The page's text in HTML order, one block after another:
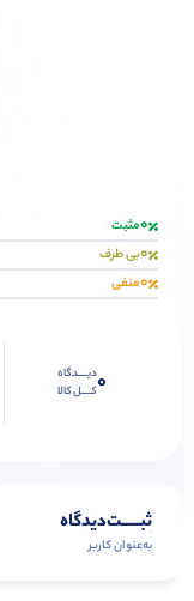
0مثبت
0بی طرف
0منفی
0دیــــدگاه
کــــل کالا
ثبـــــت‌دیدگاه
به‌عنوان کاربر